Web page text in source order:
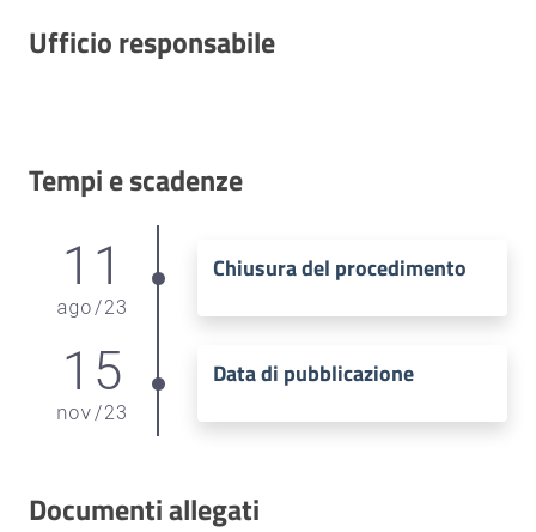
Ufficio responsabile
Tempi e scadenze
11
ago/23
Chiusura del procedimento
15
nov/23
Data di pubblicazione
Documenti allegati